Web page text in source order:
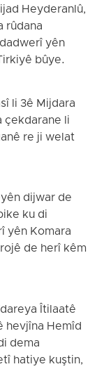
Heyderanlû,
rûdana
yên
bûye.
li 3ê Mijdara
çekdarane li
re ji welat
dijwar de
ku di
yên Komara
de herî kêm
Îtilaatê
hevjîna Hemîd
dema
hatiye kuştin,